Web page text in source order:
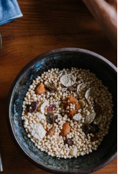
masalah kurang